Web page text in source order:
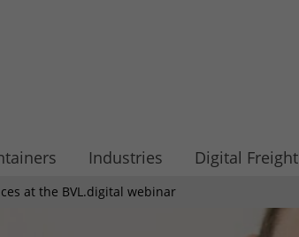
Industries Digital Freight
at the BVL.digital webinar